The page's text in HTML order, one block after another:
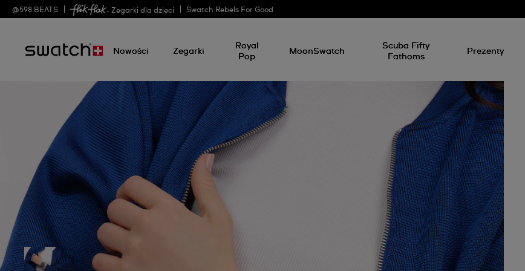
@598 BEATS - Zegarki dla dzieci Swatch Rebels For Good
Nowości Zegarki
Royal
Pop
MoonSwatch
Scuba Fifty
Fathoms
Prezenty